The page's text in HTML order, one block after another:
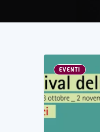
EVENTI